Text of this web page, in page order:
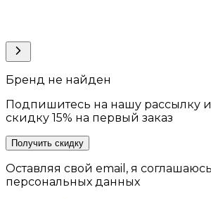
Бренд не найден
Подпишитесь на нашу рассылку
скидку 15% на первый заказ
Получить скидку
Оставляя свой email, я
персональных данных